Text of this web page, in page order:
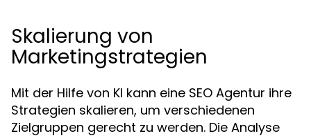
Skalierung von
Marketingstrategien
Mit der Hilfe von KI kann eine SEO Agentur ihre
Strategien skalieren, um verschiedenen
Zielgruppen gerecht zu werden. Die Analyse